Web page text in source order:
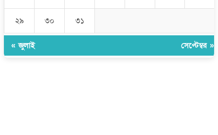
২৯ ৩০ ৩১
« জুলাই সেপ্টেম্বর »